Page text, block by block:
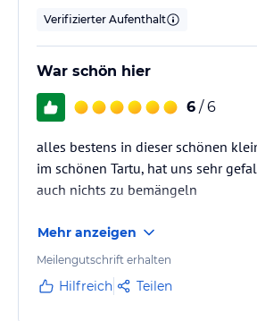
Verifizierter Aufenthalt
War schön hier
6 / 6
alles bestens in dieser schönen
im schönen Tartu, hat uns sehr
auch nichts zu bemängeln
Mehr anzeigen
Meilengutschrift erhalten
Hilfreich Teilen